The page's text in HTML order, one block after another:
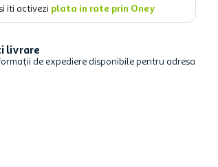
si iti activezi plata in rate prin Oney
livrare
de expediere disponibile pentru adresa